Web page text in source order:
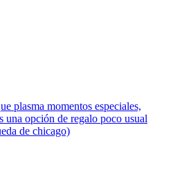
plasma momentos especiales,
una opción de regalo poco usual
de chicago)